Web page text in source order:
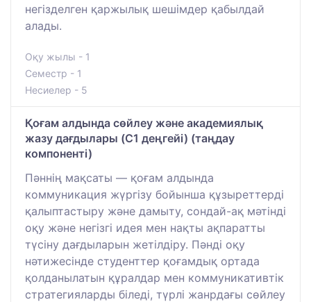
негізделген қаржылық шешімдер қабылдай
алады.
Оқу жылы - 1
Семестр - 1
Несиелер - 5
Қоғам алдында сөйлеу және академиялық
жазу дағдылары (C1 деңгейі) (таңдау
компоненті)
Пәннің мақсаты — қоғам алдында
коммуникация жүргізу бойынша құзыреттерді
қалыптастыру және дамыту, сондай-ақ мәтінді
оқу және негізгі идея мен нақты ақпаратты
түсіну дағдыларын жетілдіру. Пәнді оқу
нәтижесінде студенттер қоғамдық ортада
қолданылатын құралдар мен коммуникативтік
стратегияларды біледі, түрлі жанрдағы сөйлеу